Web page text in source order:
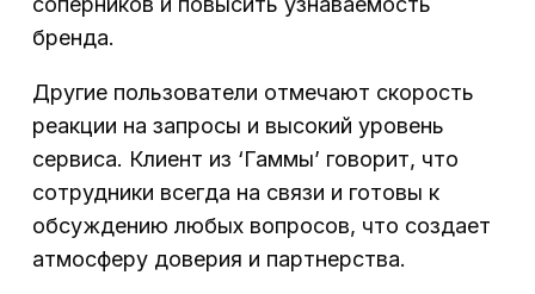
бренда.
Другие пользователи отмечают скорость
реакции на запросы и высокий уровень
сервиса. Клиент из ‘Гаммы’ говорит, что
сотрудники всегда на связи и готовы к
обсуждению любых вопросов, что создает
атмосферу доверия и партнерства.